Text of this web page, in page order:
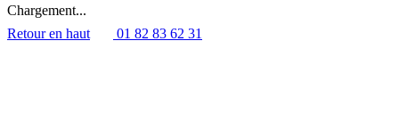
Chargement...
Retour en haut
01 82 83 62 31